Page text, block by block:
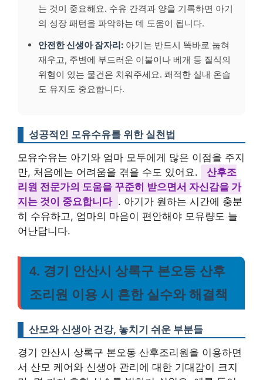
는 것이 중요해요. 수유 간격과 양을 기록하면 아기
의 성장 패턴을 파악하는 데 도움이 됩니다.
안전한 신생아 잠자리: 아기는 반드시 똑바로 눕혀
재우고, 주변에 부드러운 이불이나 베개 등 질식의
위험이 있는 물건은 치워주세요. 쾌적한 실내 온습
도 유지도 중요합니다.
성공적인 모유수유를 위한 실천법
모유수유는 아기와 엄마 모두에게 많은 이점을 주지
만, 처음에는 어려움을 겪을 수도 있어요.
산후조
리원 전문가의 도움을 꾸준히 받으면서 자신감을 가
지는 것이 중요합니다 . 아기가 원하는 시간에 충분
히 수유하고, 엄마의 마음이 편안해야 모유량도 늘
어난답니다.
4. 경기 안산시 상록구 본오동 산후
조리원 이용 시 흔한 실수와 해결책
산모와 신생아 건강, 놓치기 쉬운 부분들
경기 안산시 상록구 본오동 산후조리원을 이용하면
서 산모 케어와 신생아 관리에 대한 기대감이 크지